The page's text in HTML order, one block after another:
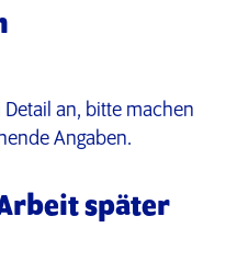
an, bitte machen
Angaben.
später